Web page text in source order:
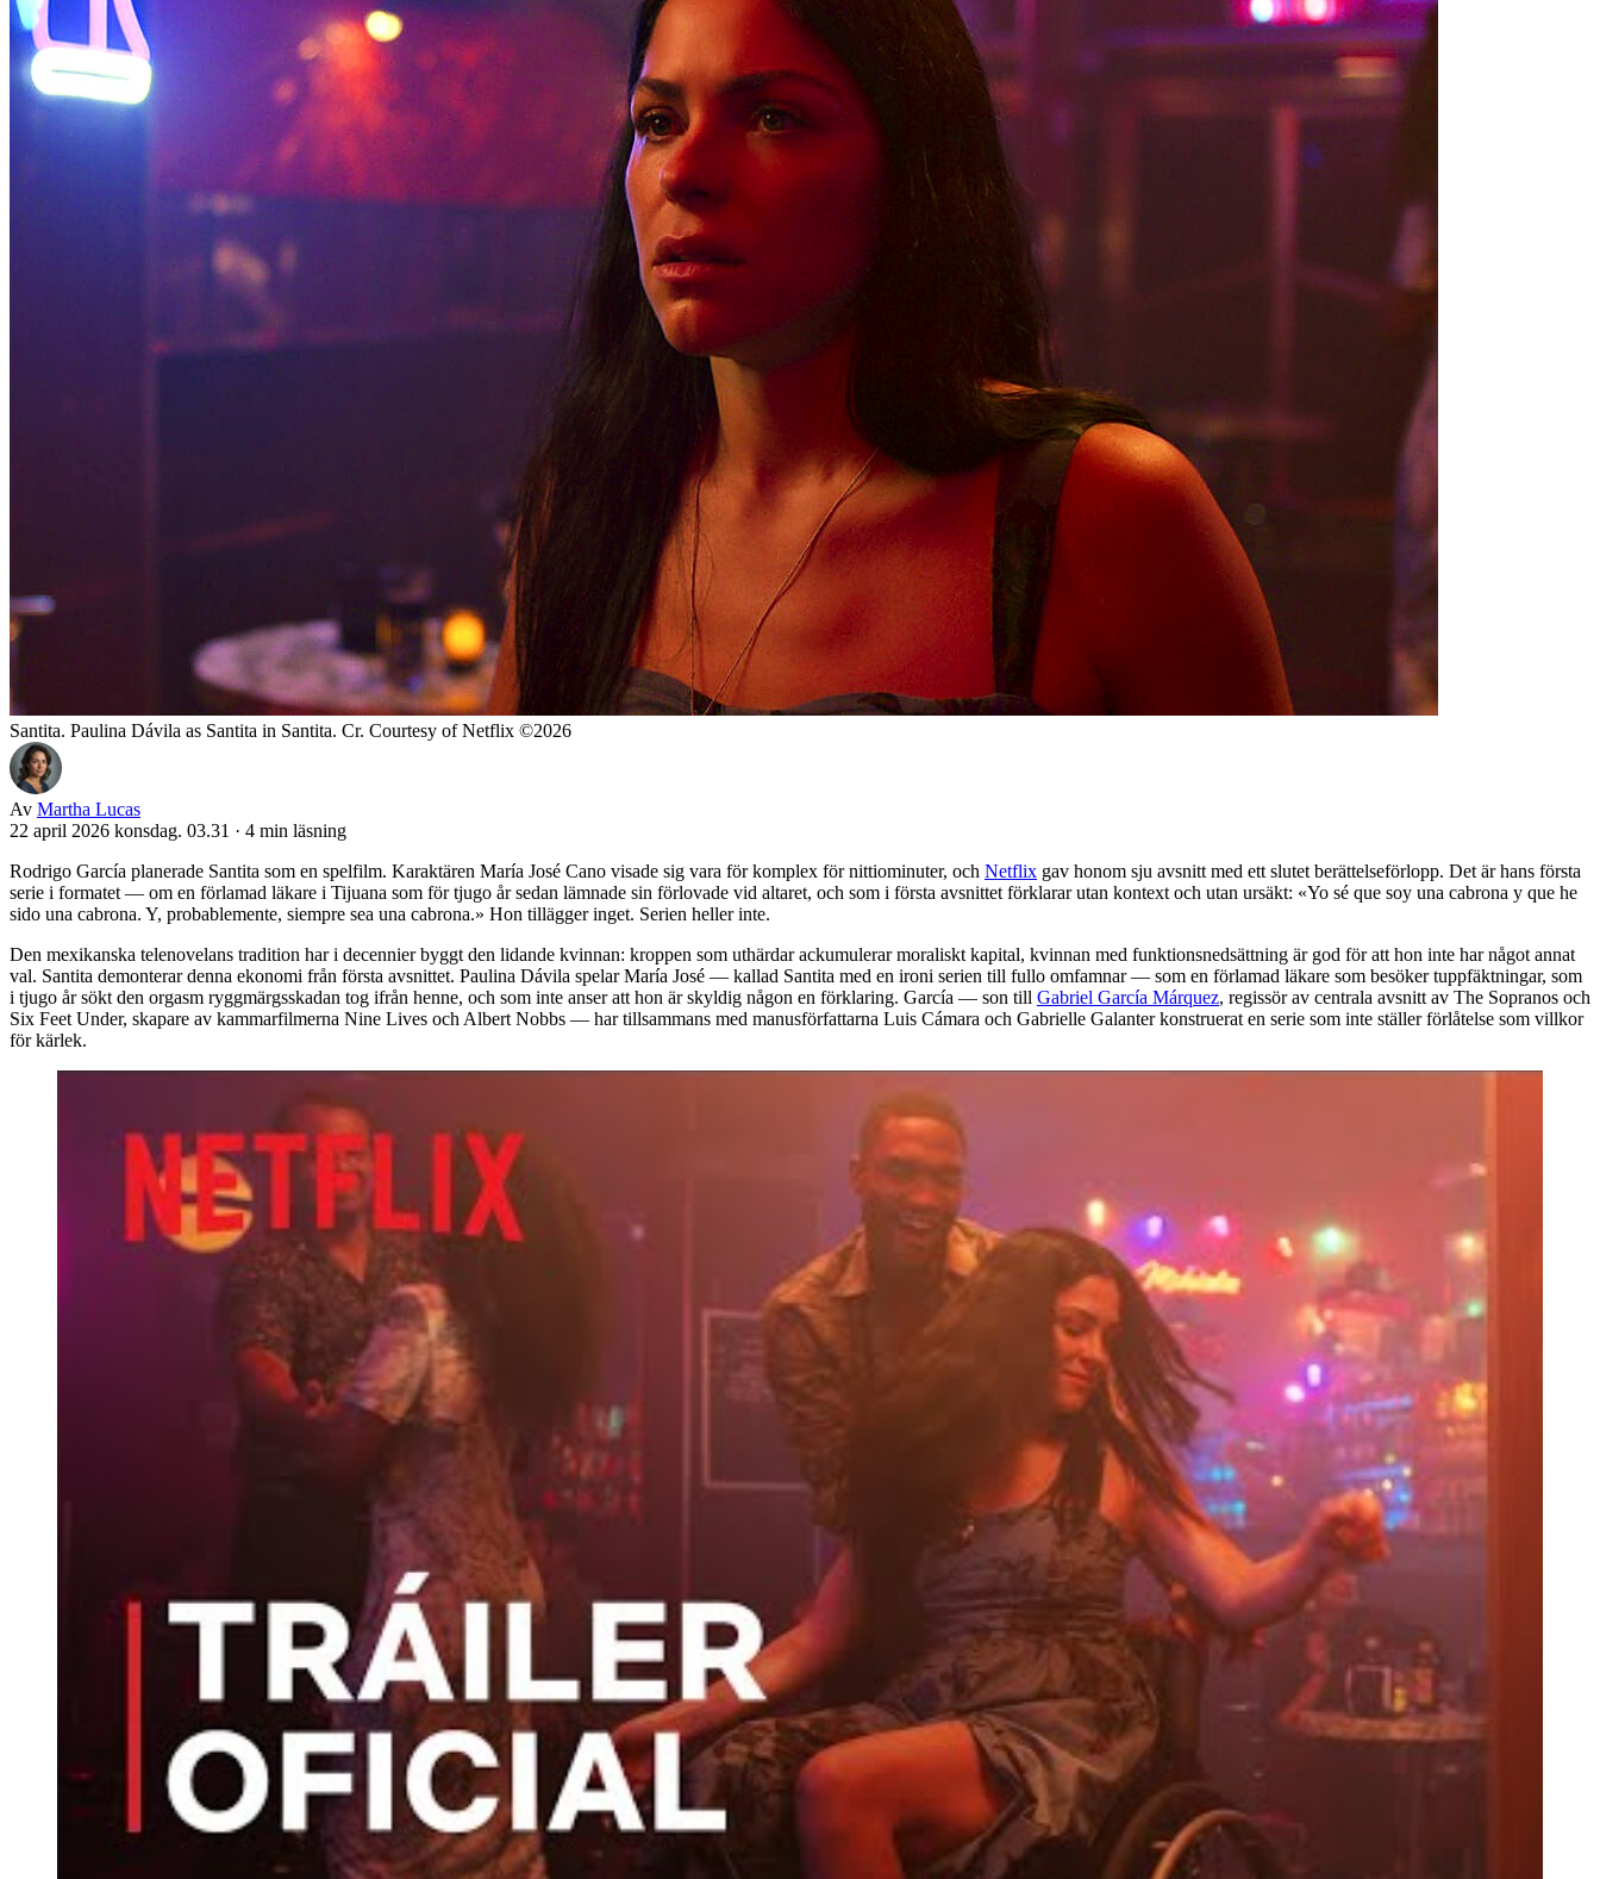
Santita. Paulina Dávila as Santita in Santita. Cr. Courtesy of Netflix ©2026
Av Martha Lucas
22 april 2026 konsdag. 03.31 · 4 min läsning
Rodrigo García planerade Santita som en spelfilm. Karaktären María José Cano visade sig vara för komplex för nittiominuter, och Netflix gav honom sju avsnitt med ett slutet berättelseförlopp. Det är hans första
serie i formatet — om en förlamad läkare i Tijuana som för tjugo år sedan lämnade sin förlovade vid altaret, och som i första avsnittet förklarar utan kontext och utan ursäkt: «Yo sé que soy una cabrona y que he
sido una cabrona. Y, probablemente, siempre sea una cabrona.» Hon tillägger inget. Serien heller inte.
Den mexikanska telenovelans tradition har i decennier byggt den lidande kvinnan: kroppen som uthärdar ackumulerar moraliskt kapital, kvinnan med funktionsnedsättning är god för att hon inte har något annat
val. Santita demonterar denna ekonomi från första avsnittet. Paulina Dávila spelar María José — kallad Santita med en ironi serien till fullo omfamnar — som en förlamad läkare som besöker tuppfäktningar, som
i tjugo år sökt den orgasm ryggmärgsskadan tog ifrån henne, och som inte anser att hon är skyldig någon en förklaring. García — son till Gabriel García Márquez, regissör av centrala avsnitt av The Sopranos och
Six Feet Under, skapare av kammarfilmerna Nine Lives och Albert Nobbs — har tillsammans med manusförfattarna Luis Cámara och Gabrielle Galanter konstruerat en serie som inte ställer förlåtelse som villkor
för kärlek.